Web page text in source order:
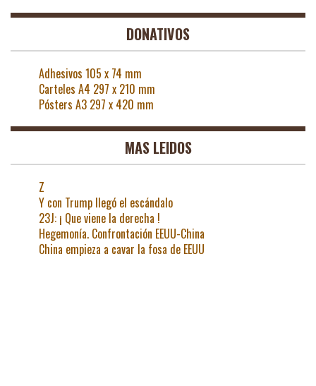
DONATIVOS
Adhesivos 105 x 74 mm
Carteles A4 297 x 210 mm
Pósters A3 297 x 420 mm
MAS LEIDOS
Z
Y con Trump llegó el escándalo
23J: ¡ Que viene la derecha !
Hegemonía. Confrontación EEUU-China
China empieza a cavar la fosa de EEUU